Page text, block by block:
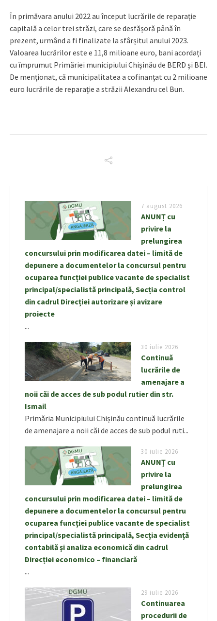
În primăvara anului 2022 au început lucrările de reparație
capitală a celor trei străzi, care se desfășoră până în
prezent, urmând a fi finalizate la sfârșitul anului 2023.
Valoarea lucrărilor este e 11,8 milioane euro, bani acordați
cu împrumut Primăriei municipiului Chișinău de BERD și BEI.
De menționat, că municipalitatea a cofinanțat cu 2 milioane
euro lucrările de reparație a străzii Alexandru cel Bun.
7 august 2026
ANUNȚ cu
privire la
prelungirea
concursului prin modificarea datei – limită de
depunere a documentelor la concursul pentru
ocuparea funcției publice vacante de specialist
principal/specialistă principală, Secția control
din cadrul Direcției autorizare și avizare
proiecte
...
30 iulie 2026
Continuă
lucrările de
amenajare a
noii căi de acces de sub podul rutier din str.
Ismail
Primăria Municipiului Chișinău continuă lucrările
de amenajare a noii căi de acces de sub podul ruti...
30 iulie 2026
ANUNȚ cu
privire la
prelungirea
concursului prin modificarea datei – limită de
depunere a documentelor la concursul pentru
ocuparea funcției publice vacante de specialist
principal/specialistă principală, Secția evidență
contabilă și analiza economică din cadrul
Direcției economico – financiară
...
29 iulie 2026
Continuarea
procedurii de